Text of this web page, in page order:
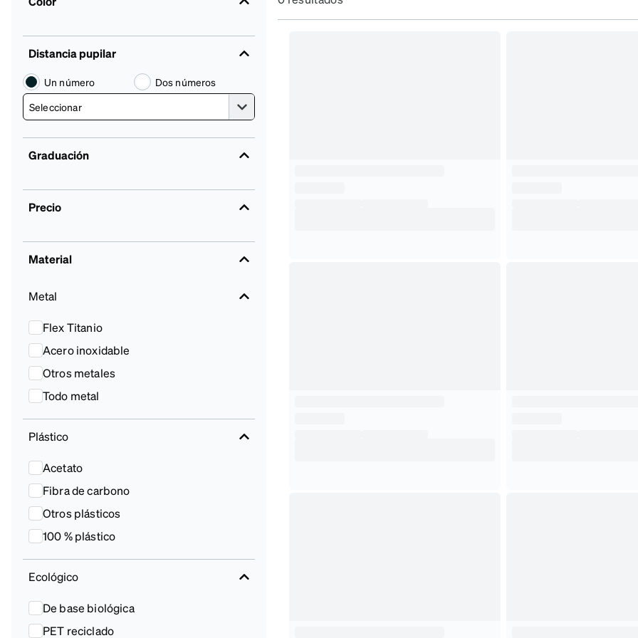
Distancia pupilar
Un número Dos números
Graduación
Precio
Material
Metal
Flex Titanio
Acero inoxidable
Otros metales
Todo metal
Plástico
Acetato
Fibra de carbono
Otros plásticos
100 % plástico
Ecológico
De base biológica
PET reciclado